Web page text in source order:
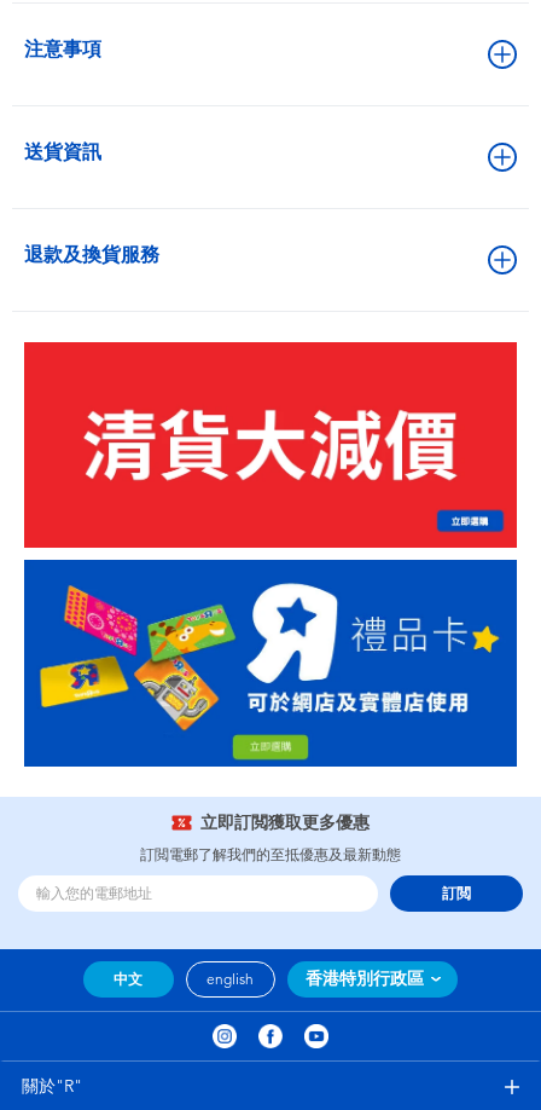
注意事項
送貨資訊
退款及換貨服務
立即訂閲獲取更多優惠
訂閲電郵了解我們的至抵優惠及最新動態
訂閲
中文 english 香港特別行政區
關於"R"